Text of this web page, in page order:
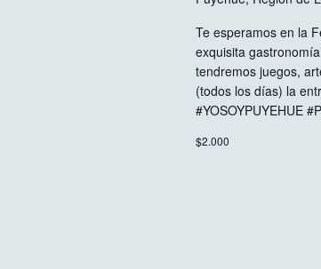
Te esperamos en la
exquisita
tendremos juegos,
(todos los días) la
#YOSOYPUYEHUE
$2.000